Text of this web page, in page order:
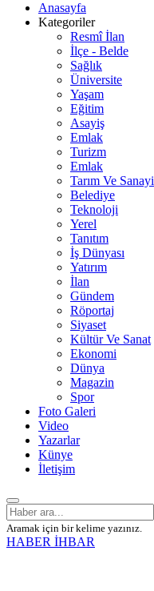
Anasayfa
Kategoriler
Resmî İlan
İlçe - Belde
Sağlık
Üniversite
Yaşam
Eğitim
Asayiş
Emlak
Turizm
Emlak
Tarım Ve Sanayi
Belediye
Teknoloji
Yerel
Tanıtım
İş Dünyası
Yatırım
İlan
Gündem
Röportaj
Siyaset
Kültür Ve Sanat
Ekonomi
Dünya
Magazin
Spor
Foto Galeri
Video
Yazarlar
Künye
İletişim
Aramak için bir kelime yazınız.
HABER İHBAR